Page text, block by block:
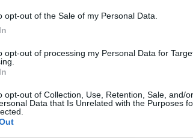
opt-out of the Sale of my Personal Data.
opt-out of processing my Personal Data for
opt-out of Collection, Use, Retention, Sale, and/
Data that Is Unrelated with the Purposes